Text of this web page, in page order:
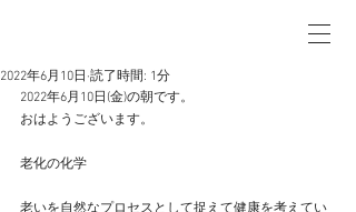
2022年6月10日 読了時間: 1分
2022年6月10日(金)の朝です。
おはようございます。
老化の化学
老いを自然なプロセスとして捉えて健康を考えてい